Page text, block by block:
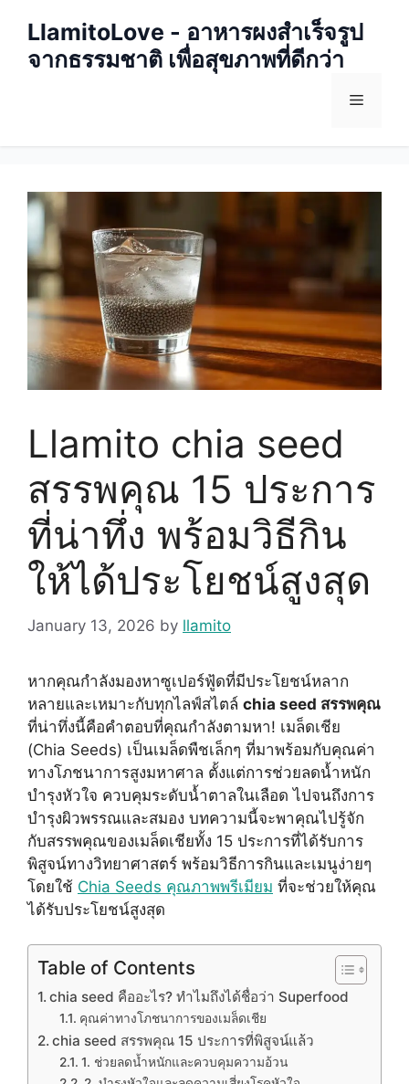
content
LlamitoLove - อาหารผงสำเร็จรูป
จากธรรมชาติ เพื่อสุขภาพที่ดีกว่า
Menu
Llamito chia seed
สรรพคุณ 15 ประการ
ที่น่าทึ่ง พร้อมวิธีกิน
ให้ได้ประโยชน์สูงสุด
January 13, 2026 by llamito
หากคุณกำลังมองหาซูเปอร์ฟู้ดที่มีประโยชน์หลาก
หลายและเหมาะกับทุกไลฟ์สไตล์ chia seed สรรพคุณ
ที่น่าทึ่งนี้คือคำตอบที่คุณกำลังตามหา! เมล็ดเชีย
(Chia Seeds) เป็นเมล็ดพืชเล็กๆ ที่มาพร้อมกับคุณค่า
ทางโภชนาการสูงมหาศาล ตั้งแต่การช่วยลดน้ำหนัก
บำรุงหัวใจ ควบคุมระดับน้ำตาลในเลือด ไปจนถึงการ
บำรุงผิวพรรณและสมอง บทความนี้จะพาคุณไปรู้จัก
กับสรรพคุณของเมล็ดเชียทั้ง 15 ประการที่ได้รับการ
พิสูจน์ทางวิทยาศาสตร์ พร้อมวิธีการกินและเมนูง่ายๆ
โดยใช้ Chia Seeds คุณภาพพรีเมียม ที่จะช่วยให้คุณ
ได้รับประโยชน์สูงสุด
Table of Contents
chia seed คืออะไร? ทำไมถึงได้ชื่อว่า Superfood
คุณค่าทางโภชนาการของเมล็ดเชีย
chia seed สรรพคุณ 15 ประการที่พิสูจน์แล้ว
1. ช่วยลดน้ำหนักและควบคุมความอ้วน